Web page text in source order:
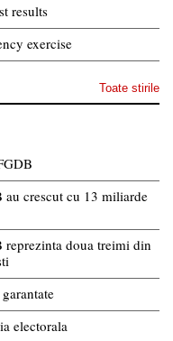
results
exercise
Toate stirile
au crescut cu 13 miliarde
reprezinta doua treimi din
electorala